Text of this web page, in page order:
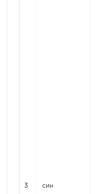
3 син